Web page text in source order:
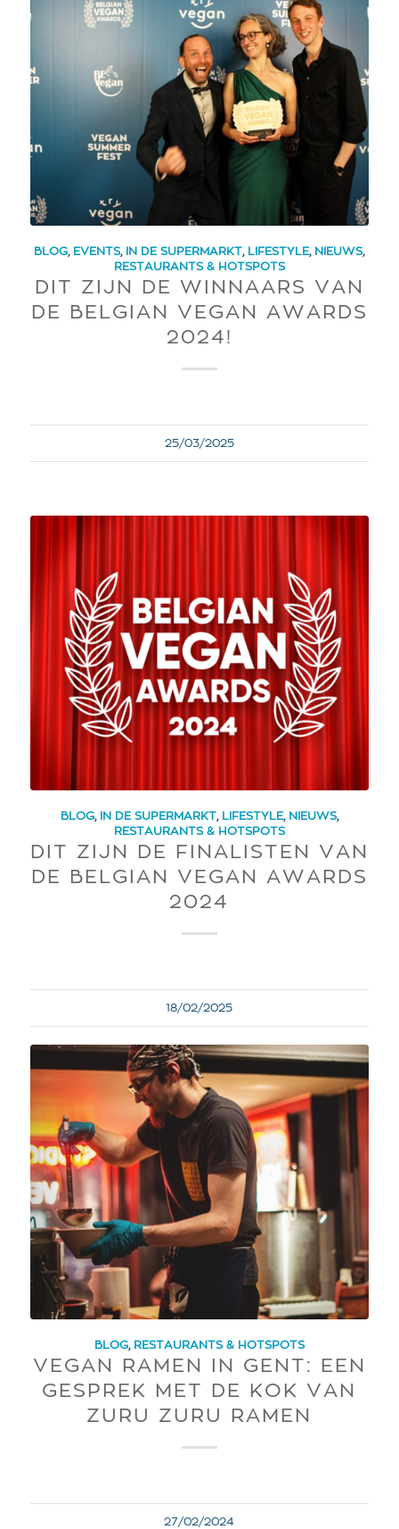
BLOG, EVENTS, IN DE SUPERMARKT, LIFESTYLE, NIEUWS,
RESTAURANTS & HOTSPOTS
DIT ZIJN DE WINNAARS VAN
DE BELGIAN VEGAN AWARDS
2024!
25/03/2025
BLOG, IN DE SUPERMARKT, LIFESTYLE, NIEUWS,
RESTAURANTS & HOTSPOTS
DIT ZIJN DE FINALISTEN VAN
DE BELGIAN VEGAN AWARDS
2024
18/02/2025
BLOG, RESTAURANTS & HOTSPOTS
VEGAN RAMEN IN GENT: EEN
GESPREK MET DE KOK VAN
ZURU ZURU RAMEN
27/02/2024